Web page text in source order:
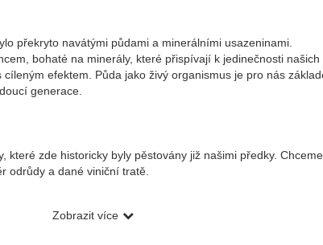
překryto navátými půdami a minerálními usazeninami.
bohaté na minerály, které přispívají k jedinečnosti našich
efektem. Půda jako živý organismus je pro nás
generace.
které zde historicky byly pěstovány již našimi předky.
odrůdy a dané viniční tratě.
Zobrazit více